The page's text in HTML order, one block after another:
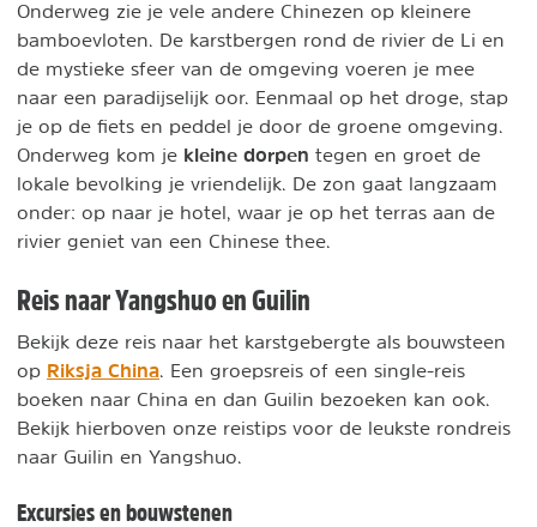
Onderweg zie je vele andere Chinezen op kleinere
bamboevloten. De karstbergen rond de rivier de Li en
de mystieke sfeer van de omgeving voeren je mee
naar een paradijselijk oor. Eenmaal op het droge, stap
je op de fiets en peddel je door de groene omgeving.
Onderweg kom je kleine dorpen tegen en groet de
lokale bevolking je vriendelijk. De zon gaat langzaam
onder: op naar je hotel, waar je op het terras aan de
rivier geniet van een Chinese thee.
Reis naar Yangshuo en Guilin
Bekijk deze reis naar het karstgebergte als bouwsteen
op Riksja China. Een groepsreis of een single-reis
boeken naar China en dan Guilin bezoeken kan ook.
Bekijk hierboven onze reistips voor de leukste rondreis
naar Guilin en Yangshuo.
Excursies en bouwstenen